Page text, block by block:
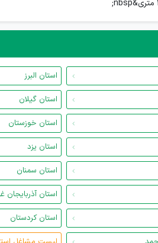
استان البرز
استان گیلان
استان خوزستان
استان یزد
استان سمنان
استان آذربایجان
استان کردستان